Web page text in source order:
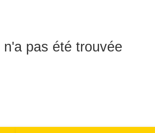
pas été trouvée